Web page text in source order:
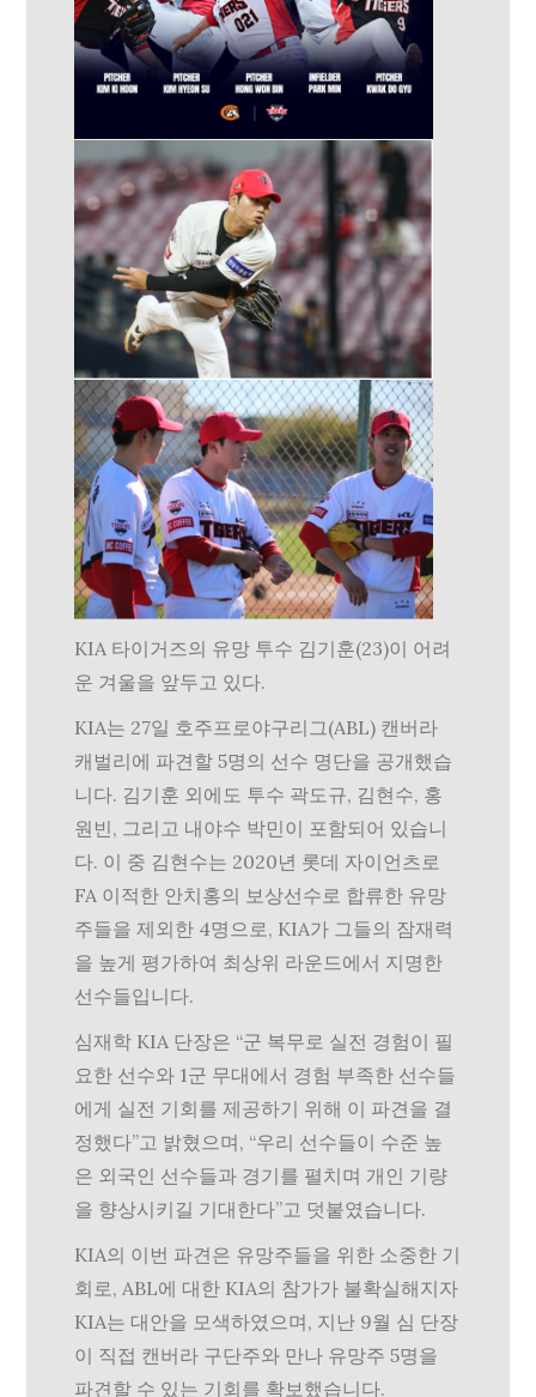
KIA 타이거즈의 유망 투수 김기훈(23)이 어려
운 겨울을 앞두고 있다.
KIA는 27일 호주프로야구리그(ABL) 캔버라
캐벌리에 파견할 5명의 선수 명단을 공개했습
니다. 김기훈 외에도 투수 곽도규, 김현수, 홍
원빈, 그리고 내야수 박민이 포함되어 있습니
다. 이 중 김현수는 2020년 롯데 자이언츠로
FA 이적한 안치홍의 보상선수로 합류한 유망
주들을 제외한 4명으로, KIA가 그들의 잠재력
을 높게 평가하여 최상위 라운드에서 지명한
선수들입니다.
심재학 KIA 단장은 “군 복무로 실전 경험이 필
요한 선수와 1군 무대에서 경험 부족한 선수들
에게 실전 기회를 제공하기 위해 이 파견을 결
정했다”고 밝혔으며, “우리 선수들이 수준 높
은 외국인 선수들과 경기를 펼치며 개인 기량
을 향상시키길 기대한다”고 덧붙였습니다.
KIA의 이번 파견은 유망주들을 위한 소중한 기
회로, ABL에 대한 KIA의 참가가 불확실해지자
KIA는 대안을 모색하였으며, 지난 9월 심 단장
이 직접 캔버라 구단주와 만나 유망주 5명을
파견할 수 있는 기회를 확보했습니다.